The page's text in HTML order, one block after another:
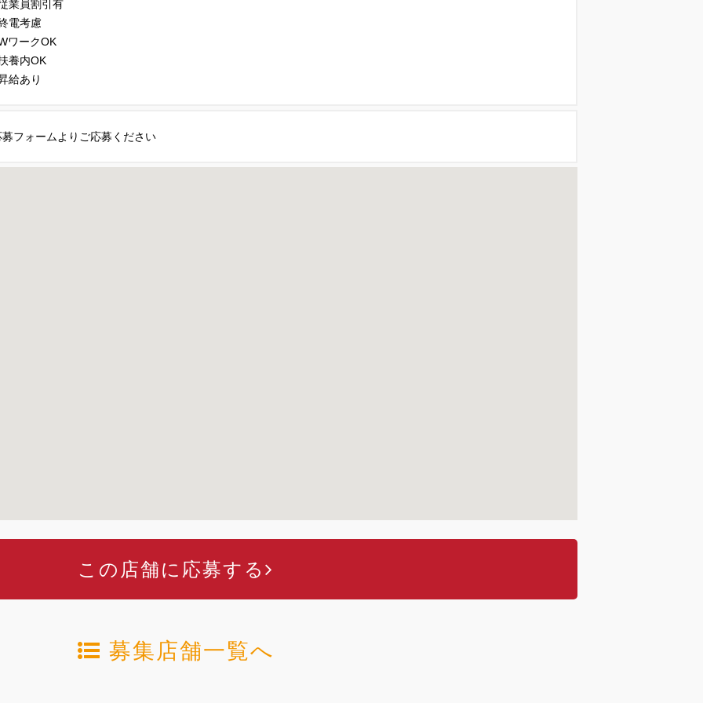
業員割引有
電考慮
ワークOK
養内OK
給あり
募フォームよりご応募ください
この店舗に応募する
募集店舗一覧へ